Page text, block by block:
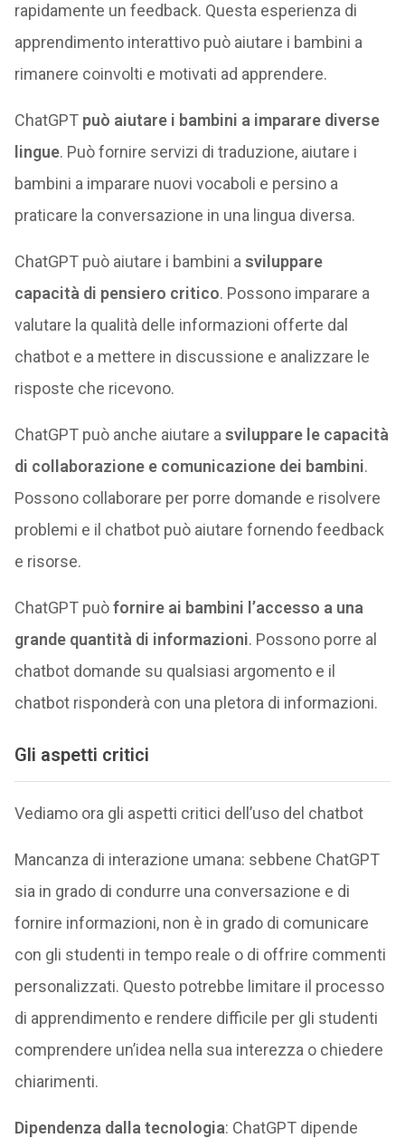
rapidamente un feedback. Questa esperienza di
apprendimento interattivo può aiutare i bambini a
rimanere coinvolti e motivati ad apprendere.
ChatGPT può aiutare i bambini a imparare diverse
lingue. Può fornire servizi di traduzione, aiutare i
bambini a imparare nuovi vocaboli e persino a
praticare la conversazione in una lingua diversa.
ChatGPT può aiutare i bambini a sviluppare
capacità di pensiero critico. Possono imparare a
valutare la qualità delle informazioni offerte dal
chatbot e a mettere in discussione e analizzare le
risposte che ricevono.
ChatGPT può anche aiutare a sviluppare le capacità
di collaborazione e comunicazione dei bambini.
Possono collaborare per porre domande e risolvere
problemi e il chatbot può aiutare fornendo feedback
e risorse.
ChatGPT puòfornire ai bambini l’accesso a una
grande quantità di informazioni. Possono porre al
chatbot domande su qualsiasi argomento e il
chatbot risponderà con una pletora di informazioni.
Gli aspetti critici
Vediamo ora gli aspetti critici dell’uso del chatbot
Mancanza di interazione umana: sebbene ChatGPT
sia in grado di condurre una conversazione e di
fornire informazioni, non è in grado di comunicare
con gli studenti in tempo reale o di offrire commenti
personalizzati. Questo potrebbe limitare il processo
di apprendimento e rendere difficile per gli studenti
comprendere un’idea nella sua interezza o chiedere
chiarimenti.
Dipendenza dalla tecnologia: ChatGPT dipende